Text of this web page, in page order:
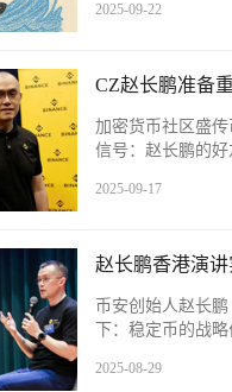
2025-09-22
CZ赵长鹏准备
加密货币社区盛
信号：赵长鹏的
2025-09-17
赵长鹏香港演
币安创始人赵长
下：稳定币的战
2025-08-29